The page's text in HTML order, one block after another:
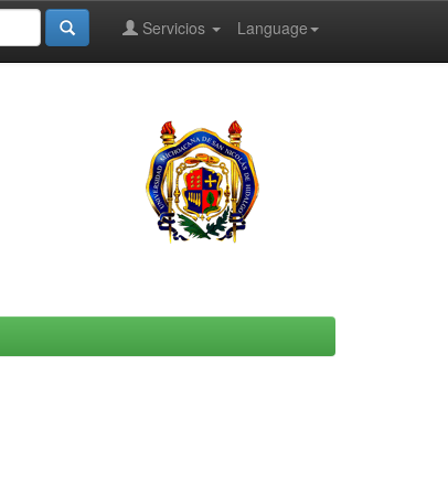
Language
Servicios